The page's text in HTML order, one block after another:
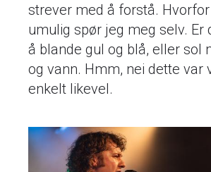
strever med å forstå.
umulig spør jeg meg selv. Er
å blande gul og blå, eller sol
og vann. Hmm, nei dette var
enkelt likevel.